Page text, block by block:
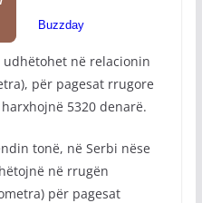
në relacionin
për pagesat rrugore
5320 denarë.
tonë, në Serbi nëse
në rrugën
për pagesat